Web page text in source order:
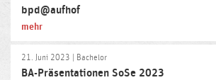
bpd@aufhof
mehr
21. Juni 2023 | Bachelor
BA-Präsentationen SoSe 2023